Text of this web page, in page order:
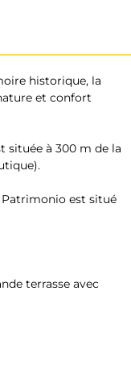
historique, la
et confort
située à 300 m de la
Patrimonio est situé
terrasse avec